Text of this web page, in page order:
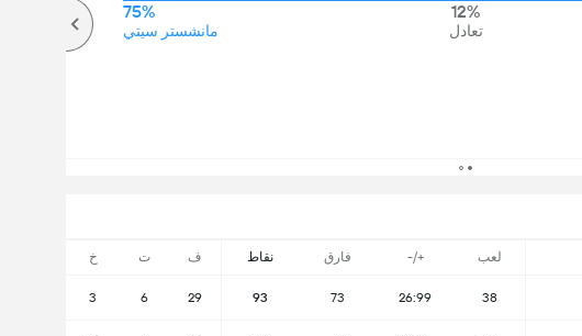
لعب +/- فارق نقاط ف ت خ
38
26:99
73
93
29
6
3
12%
تعادل
75%
مانشستر سيتي